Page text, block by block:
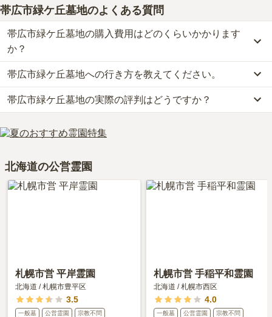
帯広市緑ケ丘墓地のよくある質問
帯広市緑ケ丘墓地の購入費用はどのくらいかかります
か？
帯広市緑ケ丘墓地の現在の販売価格については現在調査中です。
お墓は、価格が高いものがよい、安いものが悪い、という訳ではあ
りません。大切なのは、ご家族が心から納得し、安心してお参りで
きる場所を選ぶことです。
帯広市緑ケ丘墓地への行き方を教えてください。
公共交通機関の場合、JR根室線「帯広駅」から徒歩約11分・十勝
バスに乗車、「大通18丁目バス停」下車徒歩約1分です。
詳しいルートや地図は、本ページの「地図・交通アクセス」欄をご
確認ください。
帯広市緑ケ丘墓地の実際の評判はどうですか？
当サイトに寄せられた総合評価は、3点です。
利用者様からは「墓地に行くときには周辺にスーパーがありそこで
っています」といったお声をいただいております。
北海道の公営霊園
札幌市営 平岸霊園
北海道 /札幌市豊平区
3.5
一般墓 公営霊園 宗教不問
札幌市営 手稲平和霊園
北海道 /札幌市西区
4.0
一般墓 公営霊園 宗教不問